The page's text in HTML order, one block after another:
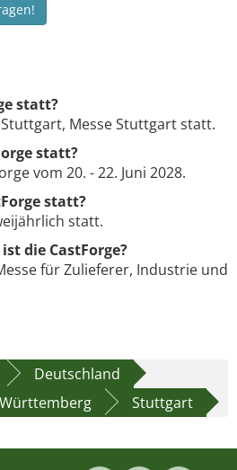
statt?
Messe Stuttgart statt.
statt?
vom 20. - 22. Juni 2028.
statt?
statt.
die CastForge?
für Zulieferer, Industrie und
Deutschland
Stuttgart